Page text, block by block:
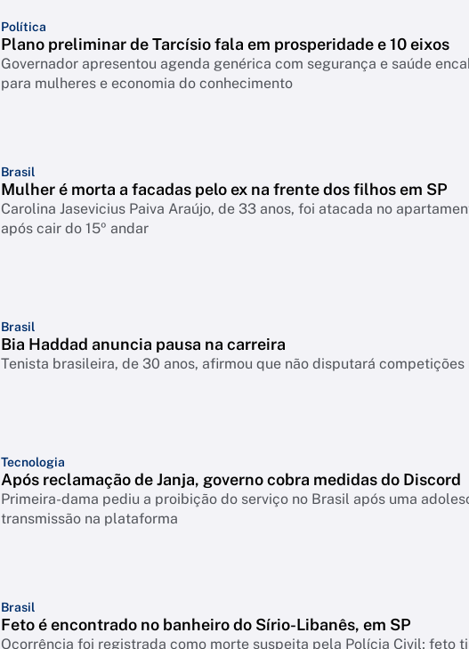
Política
Plano preliminar de Tarcísio fala em prosperidade e 10 eixos
Governador apresentou agenda genérica com segurança e saúde
para mulheres e economia do conhecimento
Brasil
Mulher é morta a facadas pelo ex na frente dos filhos em SP
Carolina Jasevicius Paiva Araújo, de 33 anos, foi atacada no
após cair do 15º andar
Brasil
Bia Haddad anuncia pausa na carreira
Tenista brasileira, de 30 anos, afirmou que não disputará
Tecnologia
Após reclamação de Janja, governo cobra medidas do Discord
Primeira-dama pediu a proibição do serviço no Brasil após uma
transmissão na plataforma
Brasil
Feto é encontrado no banheiro do Sírio-Libanês, em SP
Ocorrência foi registrada como morte suspeita pela Polícia Civil; feto